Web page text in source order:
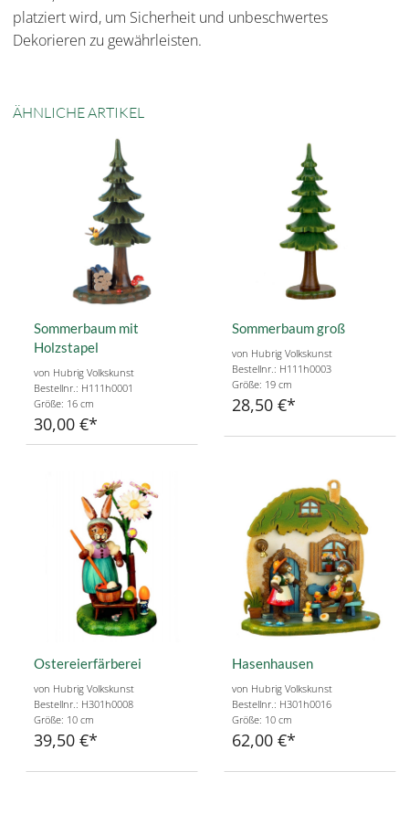
platziert wird, um Sicherheit und unbeschwertes
Dekorieren zu gewährleisten.
ÄHNLICHE ARTIKEL
Sommerbaum mit
Holzstapel
von Hubrig Volkskunst
Bestellnr.: H111h0001
Größe: 16 cm
30,00 €
Sommerbaum groß
von Hubrig Volkskunst
Bestellnr.: H111h0003
Größe: 19 cm
28,50 €
Ostereierfärberei
von Hubrig Volkskunst
Bestellnr.: H301h0008
Größe: 10 cm
39,50 €
Hasenhausen
von Hubrig Volkskunst
Bestellnr.: H301h0016
Größe: 10 cm
62,00 €